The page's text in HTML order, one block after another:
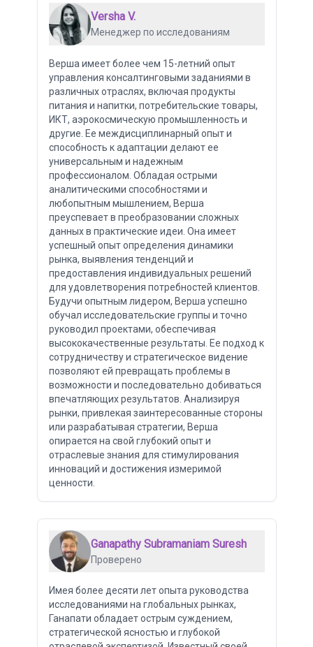
Versha V.
Менеджер по исследованиям
Верша имеет более чем 15-летний опыт
управления консалтинговыми заданиями в
различных отраслях, включая продукты
питания и напитки, потребительские товары,
ИКТ, аэрокосмическую промышленность и
другие. Ее междисциплинарный опыт и
способность к адаптации делают ее
универсальным и надежным
профессионалом. Обладая острыми
аналитическими способностями и
любопытным мышлением, Верша
преуспевает в преобразовании сложных
данных в практические идеи. Она имеет
успешный опыт определения динамики
рынка, выявления тенденций и
предоставления индивидуальных решений
для удовлетворения потребностей клиентов.
Будучи опытным лидером, Верша успешно
обучал исследовательские группы и точно
руководил проектами, обеспечивая
высококачественные результаты. Ее подход к
сотрудничеству и стратегическое видение
позволяют ей превращать проблемы в
возможности и последовательно добиваться
впечатляющих результатов. Анализируя
рынки, привлекая заинтересованные стороны
или разрабатывая стратегии, Верша
опирается на свой глубокий опыт и
отраслевые знания для стимулирования
инноваций и достижения измеримой
ценности.
Ganapathy Subramaniam Suresh
Проверено
Имея более десяти лет опыта руководства
исследованиями на глобальных рынках,
Ганапати обладает острым суждением,
стратегической ясностью и глубокой